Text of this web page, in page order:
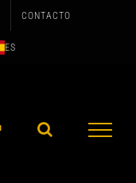
CONTACTO
ES